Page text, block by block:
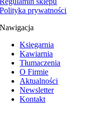
Polityka prywatności
Nawigacja
Księgarnia
Kawiarnia
Tłumaczenia
O Firmie
Aktualności
Newsletter
Kontakt